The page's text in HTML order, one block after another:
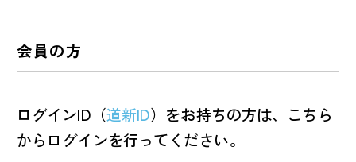
会員の方
ログインID（道新ID）をお持ちの方は、こちら
からログインを行ってください。